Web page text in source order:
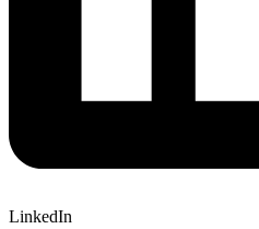
LinkedIn